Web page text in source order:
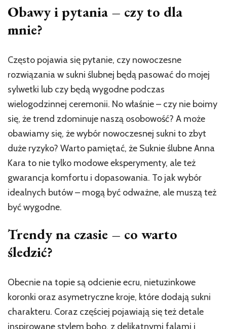
Obawy i pytania – czy to dla
mnie?
Często pojawia się pytanie, czy nowoczesne
rozwiązania w sukni ślubnej będą pasować do mojej
sylwetki lub czy będą wygodne podczas
wielogodzinnej ceremonii. No właśnie – czy nie boimy
się, że trend zdominuje naszą osobowość? A może
obawiamy się, że wybór nowoczesnej sukni to zbyt
duże ryzyko? Warto pamiętać, że Suknie ślubne Anna
Kara to nie tylko modowe eksperymenty, ale też
gwarancja komfortu i dopasowania. To jak wybór
idealnych butów – mogą być odważne, ale muszą też
być wygodne.
Trendy na czasie – co warto
śledzić?
Obecnie na topie są odcienie ecru, nietuzinkowe
koronki oraz asymetryczne kroje, które dodają sukni
charakteru. Coraz częściej pojawiają się też detale
inspirowane stylem boho, z delikatnymi falami i